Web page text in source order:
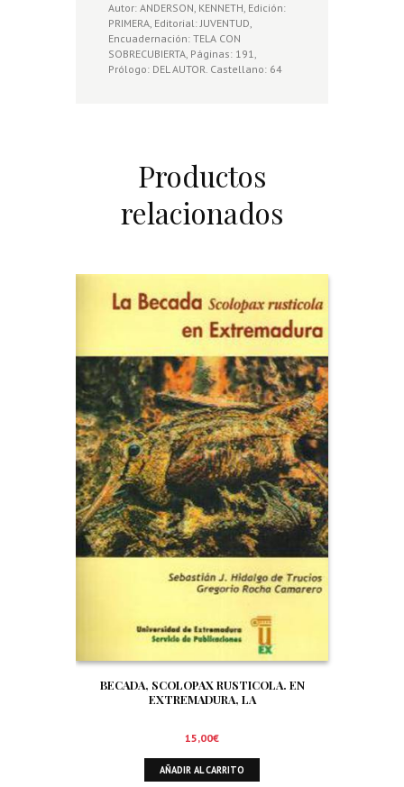
Autor: ANDERSON, KENNETH, Edición:
PRIMERA, Editorial: JUVENTUD,
Encuadernación: TELA CON
SOBRECUBIERTA, Páginas: 191,
Prólogo: DEL AUTOR. Castellano: 64
Productos
relacionados
BECADA, SCOLOPAX RUSTICOLA. EN
EXTREMADURA, LA
15,00€
AÑADIR AL CARRITO